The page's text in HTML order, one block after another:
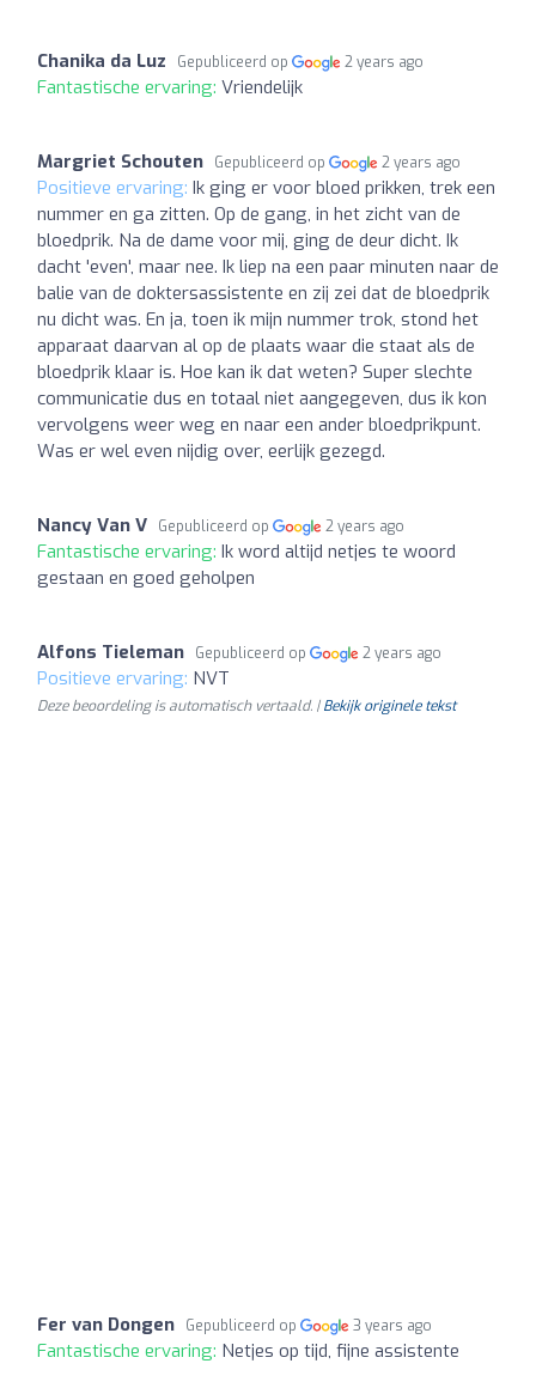
Chanika da Luz Gepubliceerd op 2 years ago
Fantastische ervaring: Vriendelijk
Margriet Schouten Gepubliceerd op 2 years ago
Positieve ervaring: Ik ging er voor bloed prikken, trek een
nummer en ga zitten. Op de gang, in het zicht van de
bloedprik. Na de dame voor mij, ging de deur dicht. Ik
dacht 'even', maar nee. Ik liep na een paar minuten naar de
balie van de doktersassistente en zij zei dat de bloedprik
nu dicht was. En ja, toen ik mijn nummer trok, stond het
apparaat daarvan al op de plaats waar die staat als de
bloedprik klaar is. Hoe kan ik dat weten? Super slechte
communicatie dus en totaal niet aangegeven, dus ik kon
vervolgens weer weg en naar een ander bloedprikpunt.
Was er wel even nijdig over, eerlijk gezegd.
Nancy Van V Gepubliceerd op 2 years ago
Fantastische ervaring: Ik word altijd netjes te woord
gestaan en goed geholpen
Alfons Tieleman Gepubliceerd op 2 years ago
Positieve ervaring: NVT
Deze beoordeling is automatisch vertaald. |Bekijk originele tekst
Fer van Dongen Gepubliceerd op 3 years ago
Fantastische ervaring: Netjes op tijd, fijne assistente